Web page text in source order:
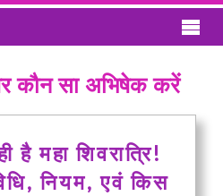
कौन सा अभिषेक करें
है महा शिवरात्रि!
नियम, एवं किस